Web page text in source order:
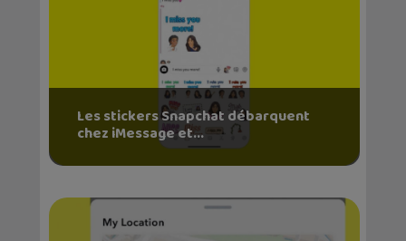
Les stickers Snapchat débarquent
chez iMessage et...